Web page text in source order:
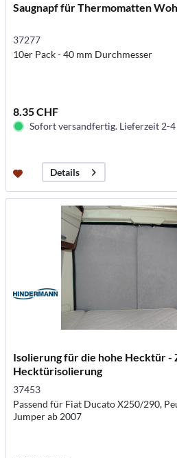
Saugnapf für Thermomatten
37277
10er Pack - 40 mm Durchmesser
8.35 CHF
Sofort versandfertig. Lieferzeit 2-4
Details
Isolierung für die hohe Hecktür -
Hecktürisolierung
37453
Passend für Fiat Ducato X250/290,
Jumper ab 2007